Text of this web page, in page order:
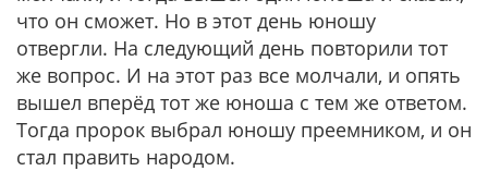
что он сможет. Но в этот день юношу
отвергли. На следующий день повторили тот
же вопрос. И на этот раз все молчали, и опять
вышел вперёд тот же юноша с тем же ответом.
Тогда пророк выбрал юношу преемником, и он
стал править народом.